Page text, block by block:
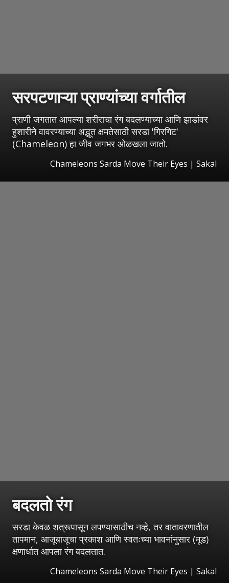
सरपटणाऱ्या प्राण्यांच्या वर्गातील
प्राणी जगतात आपल्या शरीराचा रंग बदलण्याच्या आणि झाडांवर
हुशारीने वावरण्याच्या अद्भूत क्षमतेसाठी सरडा 'गिरगिट'
(Chameleon) हा जीव जगभर ओळखला जातो.
Chameleons Sarda Move Their Eyes | Sakal
बदलतो रंग
सरडा केवळ शत्रूपासून लपण्यासाठीच नव्हे, तर वातावरणातील
तापमान, आजूबाजूचा प्रकाश आणि स्वतःच्या भावनांनुसार (मूड)
क्षणार्धात आपला रंग बदलतात.
Chameleons Sarda Move Their Eyes | Sakal